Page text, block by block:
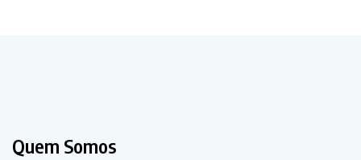
Quem Somos